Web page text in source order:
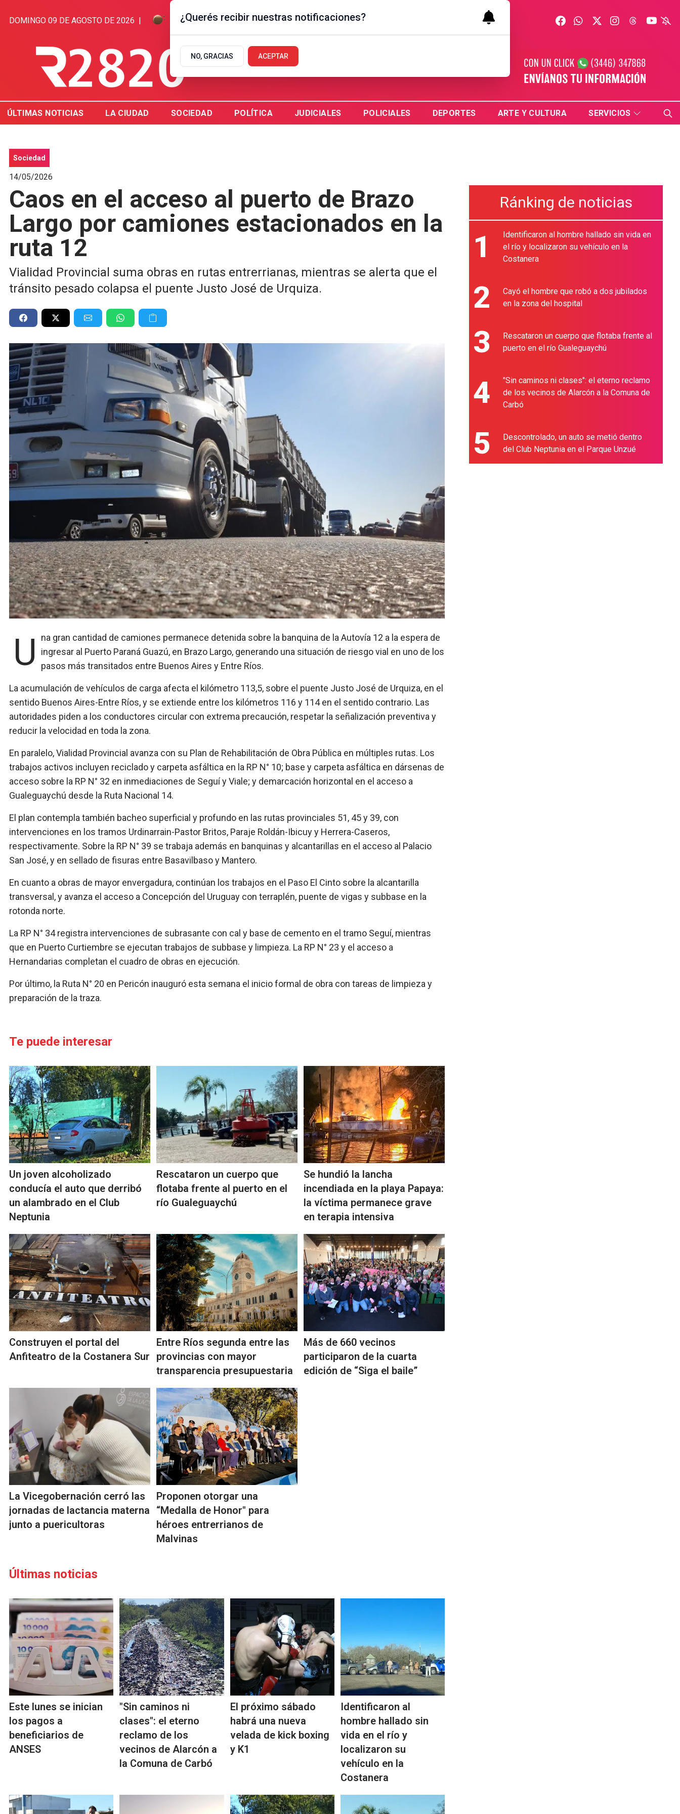
DOMINGO 09 DE AGOSTO DE 2026 | 7.1ºC | GUALEGUAYCHÚ, AR
ÚLTIMAS NOTICIAS LA CIUDAD SOCIEDAD POLÍTICA JUDICIALES POLICIALES DEPORTES ARTE Y CULTURA SERVICIOS
Sociedad
14/05/2026
Caos en el acceso al puerto de Brazo
Largo por camiones estacionados en la
ruta 12
Vialidad Provincial suma obras en rutas entrerrianas, mientras se alerta que el
tránsito pesado colapsa el puente Justo José de Urquiza.
Una gran cantidad de camiones permanece detenida sobre la banquina de la Autovía 12 a la espera de
ingresar al Puerto Paraná Guazú, en Brazo Largo, generando una situación de riesgo vial en uno de los
pasos más transitados entre Buenos Aires y Entre Ríos.
La acumulación de vehículos de carga afecta el kilómetro 113,5, sobre el puente Justo José de Urquiza, en el
sentido Buenos Aires-Entre Ríos, y se extiende entre los kilómetros 116 y 114 en el sentido contrario. Las
autoridades piden a los conductores circular con extrema precaución, respetar la señalización preventiva y
reducir la velocidad en toda la zona.
En paralelo, Vialidad Provincial avanza con su Plan de Rehabilitación de Obra Pública en múltiples rutas. Los
trabajos activos incluyen reciclado y carpeta asfáltica en la RP N° 10; base y carpeta asfáltica en dársenas de
acceso sobre la RP N° 32 en inmediaciones de Seguí y Viale; y demarcación horizontal en el acceso a
Gualeguaychú desde la Ruta Nacional 14.
El plan contempla también bacheo superficial y profundo en las rutas provinciales 51, 45 y 39, con
intervenciones en los tramos Urdinarrain-Pastor Britos, Paraje Roldán-Ibicuy y Herrera-Caseros,
respectivamente. Sobre la RP N° 39 se trabaja además en banquinas y alcantarillas en el acceso al Palacio
San José, y en sellado de fisuras entre Basavilbaso y Mantero.
En cuanto a obras de mayor envergadura, continúan los trabajos en el Paso El Cinto sobre la alcantarilla
transversal, y avanza el acceso a Concepción del Uruguay con terraplén, puente de vigas y subbase en la
rotonda norte.
La RP N° 34 registra intervenciones de subrasante con cal y base de cemento en el tramo Seguí, mientras
que en Puerto Curtiembre se ejecutan trabajos de subbase y limpieza. La RP N° 23 y el acceso a
Hernandarias completan el cuadro de obras en ejecución.
Por último, la Ruta N° 20 en Pericón inauguró esta semana el inicio formal de obra con tareas de limpieza y
preparación de la traza.
Te puede interesar
Un joven alcoholizado
conducía el auto que derribó
un alambrado en el Club
Neptunia
Rescataron un cuerpo que
flotaba frente al puerto en el
río Gualeguaychú
Se hundió la lancha
incendiada en la playa Papaya:
la víctima permanece grave
en terapia intensiva
Construyen el portal del
Anfiteatro de la Costanera Sur
Entre Ríos segunda entre las
provincias con mayor
transparencia presupuestaria
Más de 660 vecinos
participaron de la cuarta
edición de “Siga el baile”
La Vicegobernación cerró las
jornadas de lactancia materna
junto a puericultoras
Proponen otorgar una
“Medalla de Honor" para
héroes entrerrianos de
Malvinas
Últimas noticias
Este lunes se inician
los pagos a
beneficiarios de
ANSES
"Sin caminos ni
clases": el eterno
reclamo de los
vecinos de Alarcón a
la Comuna de Carbó
El próximo sábado
habrá una nueva
velada de kick boxing
y K1
Identificaron al
hombre hallado sin
vida en el río y
localizaron su
vehículo en la
Costanera
Ránking de noticias
1
Identificaron al hombre hallado sin vida en
el río y localizaron su vehículo en la
Costanera
2
Cayó el hombre que robó a dos jubilados
en la zona del hospital
3
Rescataron un cuerpo que flotaba frente al
puerto en el río Gualeguaychú
4
"Sin caminos ni clases": el eterno reclamo
de los vecinos de Alarcón a la Comuna de
Carbó
5
Descontrolado, un auto se metió dentro
del Club Neptunia en el Parque Unzué
¿Querés recibir nuestras notificaciones?
NO, GRACIAS ACEPTAR